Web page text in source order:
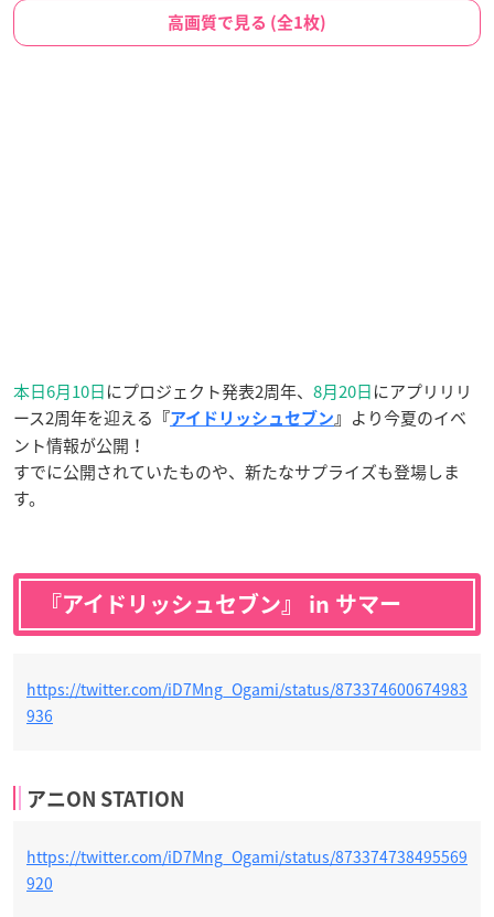
高画質で見る (全1枚)
本日6月10日にプロジェクト発表2周年、 8月20日にアプリリリ
ース2周年を迎える
『アイドリッシュセブン 』
より今夏のイベ
ント情報が公開！
すでに公開されていたものや、新たなサプライズも登場しま
す。
『アイドリッシュセブン』 in サマー
https://twitter.com/iD7Mng_Ogami/status/873374600674983
936
アニON STATION
https://twitter.com/iD7Mng_Ogami/status/873374738495569
920